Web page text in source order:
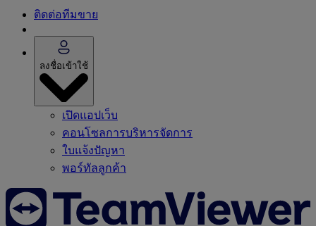
ติดต่อทีมขาย
ลงชื่อเข้าใช้
เปิดแอปเว็บ
คอนโซลการบริหารจัดการ
ใบแจ้งปัญหา
พอร์ทัลลูกค้า